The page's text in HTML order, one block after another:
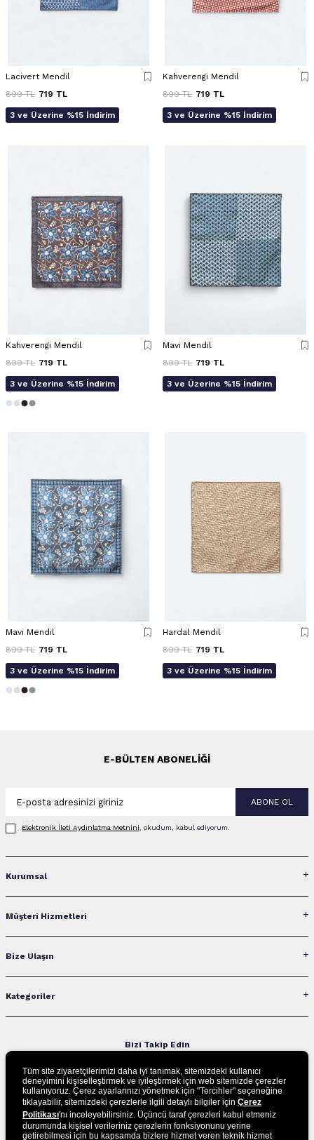
Lacivert Mendil
899TL 719 TL
3 ve Üzerine %15 İndirim
Kahverengi Mendil
899TL 719 TL
3 ve Üzerine %15 İndirim
Kahverengi Mendil
899TL 719 TL
3 ve Üzerine %15 İndirim
Mavi Mendil
899TL 719 TL
3 ve Üzerine %15 İndirim
Mavi Mendil
899TL 719 TL
3 ve Üzerine %15 İndirim
Hardal Mendil
899TL 719 TL
3 ve Üzerine %15 İndirim
E-BÜLTEN ABONELIĞI
ABONE OL
Elektronik İleti Aydınlatma Metni‌ni, okudum, kabul ediyorum.
Kurumsal
Müşteri Hizmetleri
Bize Ulaşın
Kategoriler
Bizi Takip Edin
UYGULAMAMIZI İNDİRİN
Tüm site ziyaretçilerimizi daha iyi tanımak, sitemizdeki kullanıcı
deneyimini kişiselleştirmek ve iyileştirmek için web sitemizde çerezler
kullanıyoruz. Çerez ayarlarınızı yönetmek için "Tercihler" seçeneğine
tıklayabilir, sitemizdeki çerezlerle ilgili detaylı bilgiler için Çerez
Politikası'nı inceleyebilirsiniz. Üçüncü taraf çerezleri kabul etmeniz
durumunda kişisel verileriniz çerezlerin fonksiyonunu yerine
getirebilmesi için bu kapsamda bizlere hizmet veren teknik hizmet